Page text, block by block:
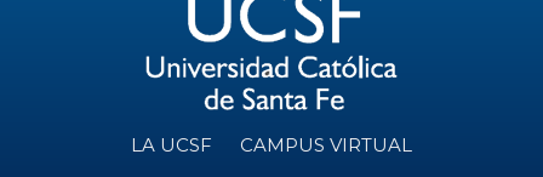
LA UCSF CAMPUS VIRTUAL